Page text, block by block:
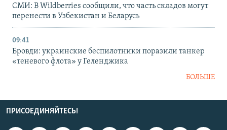
СМИ: В Wildberries сообщили, что часть складов могут
перенести в Узбекистан и Беларусь
09:41
Бровди: украинские беспилотники поразили танкер
«теневого флота» у Геленджика
БОЛЬШЕ
ПРИСОЕДИНЯЙТЕСЬ!